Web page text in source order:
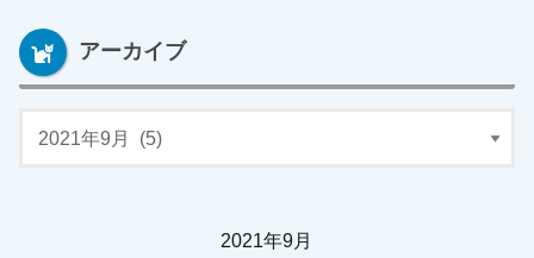
アーカイブ
2021年9月